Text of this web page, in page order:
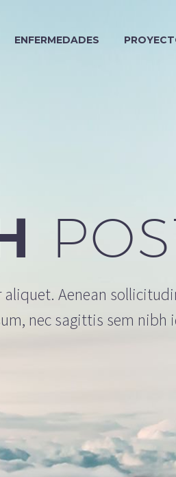
ENFERMEDADES
Aenean
nec sagittis sem nibh